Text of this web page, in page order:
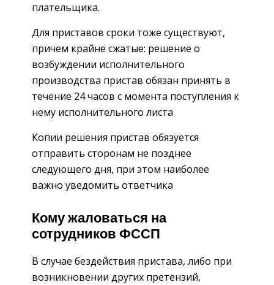
плательщика.
Для приставов сроки тоже существуют,
причем крайне сжатые: решение о
возбуждении исполнительного
производства пристав обязан принять в
течение 24 часов с момента поступления к
нему исполнительного листа
Копии решения пристав обязуется
отправить сторонам не позднее
следующего дня, при этом наиболее
важно уведомить ответчика
Кому жаловаться на
сотрудников ФССП
В случае бездействия пристава, либо при
возникновении других претензий,